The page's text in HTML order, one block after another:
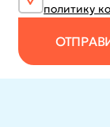
политику